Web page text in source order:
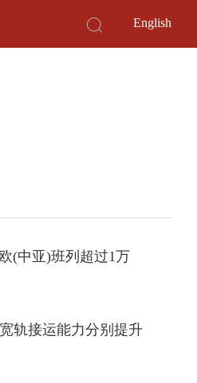
English
(中亚)班列超过1万
轨接运能力分别提升